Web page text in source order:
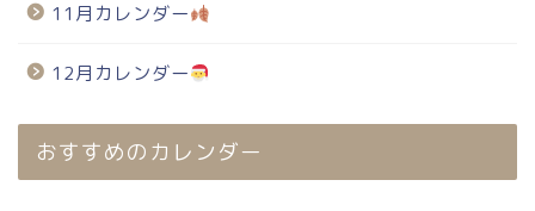
11月カレンダー
12月カレンダー
おすすめのカレンダー